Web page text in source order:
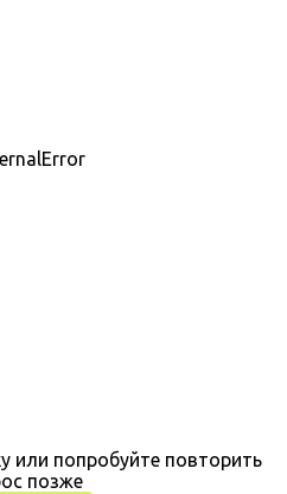
или попробуйте повторить
позже